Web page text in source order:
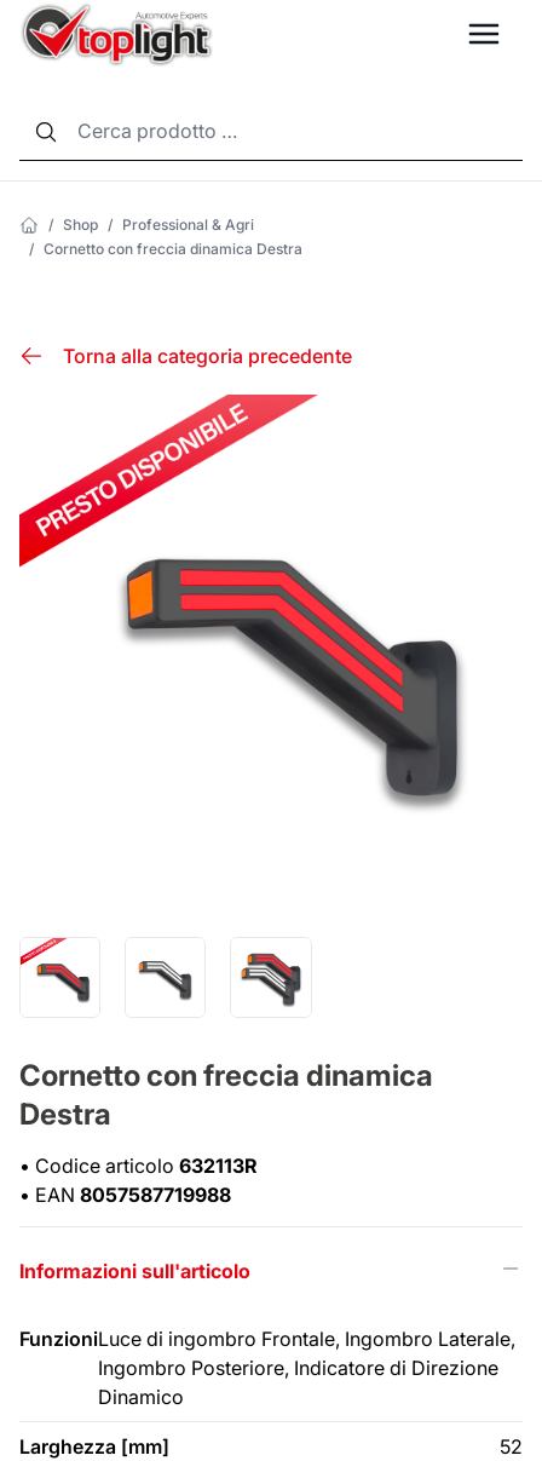
/ Shop / Professional & Agri
/ Cornetto con freccia dinamica Destra
Torna alla categoria precedente
Cornetto con freccia dinamica
Destra
• Codice articolo 632113R
• EAN 8057587719988
Informazioni sull'articolo
FunzioniLuce di ingombro Frontale, Ingombro Laterale,
Ingombro Posteriore, Indicatore di Direzione
Dinamico
Larghezza [mm] 52